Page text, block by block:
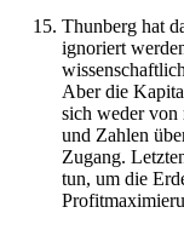
Thunberg hat
ignoriert
Aber die
sich weder von
und Zahlen
Zugang.
tun, um die